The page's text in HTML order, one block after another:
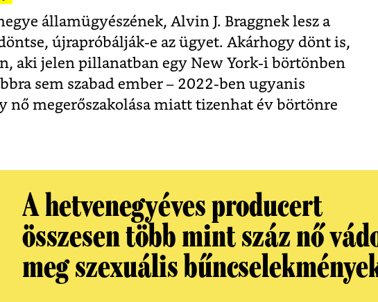
államügyészének, Alvin J. Braggnek lesz a
újrapróbálják-e az ügyet. Akárhogy dönt is,
aki jelen pillanatban egy New York-i börtönben
sem szabad ember – 2022-ben ugyanis
nő megerőszakolása miatt tizenhat év börtönre
A hetvenegyéves producert
összesen több mint száz nő
meg szexuális